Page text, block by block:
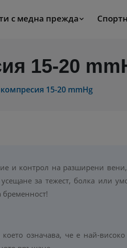
с медна прежда
15-20
15-20 mmHg
и контрол на разширени
за тежест, болка или
означава, че е най-